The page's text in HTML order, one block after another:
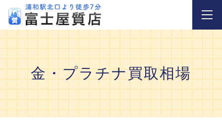
金・プラチナ買取相場